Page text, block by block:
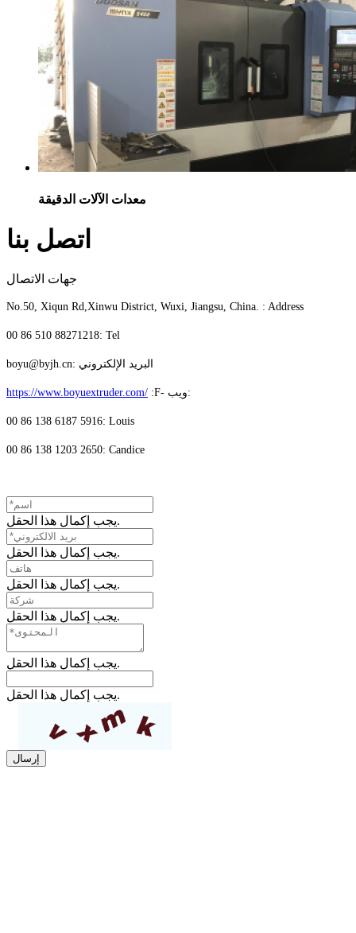
معدات الآلات الدقيقة
اتصل بنا
جهات الاتصال
No.50, Xiqun Rd,Xinwu District, Wuxi, Jiangsu, China. : Address
00 86 510 88271218: Tel
boyu@byjh.cn: البريد الإلكتروني
https://www.boyuextruder.com/ :F- ويب:
00 86 138 6187 5916: Louis
00 86 138 1203 2650: Candice
يجب إكمال هذا الحقل.
يجب إكمال هذا الحقل.
يجب إكمال هذا الحقل.
يجب إكمال هذا الحقل.
يجب إكمال هذا الحقل.
يجب إكمال هذا الحقل.
إرسال